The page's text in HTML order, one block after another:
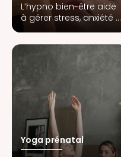
L’hypno bien-être aide
à gérer stress, anxiété et
grossesse, la naissance
et le quotidien parental.
Yoga prénatal